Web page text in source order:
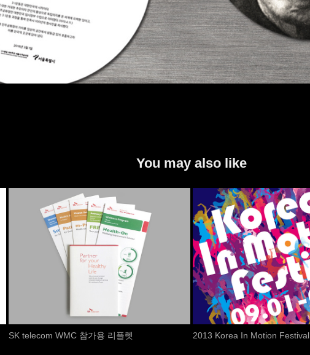
You may also like
SK telecom WMC 참가용 리플렛 2013 Korea In Motion Festival